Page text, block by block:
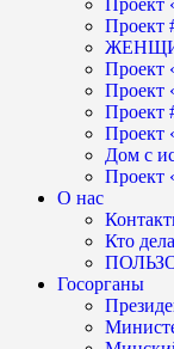
Проект
Проект
Проект
Дом с
Проект
О нас
Кто
Госорганы